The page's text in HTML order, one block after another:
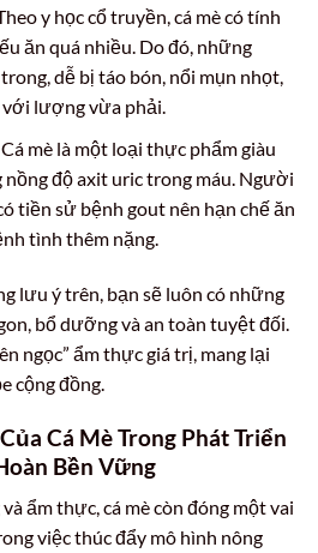
y học cổ truyền, cá mè có tính
ăn quá nhiều. Do đó, những
dễ bị táo bón, nổi mụn nhọt,
với lượng vừa phải.
mè là một loại thực phẩm giàu
nồng độ axit uric trong máu. Người
tiền sử bệnh gout nên hạn chế ăn
tình thêm nặng.
lưu ý trên, bạn sẽ luôn có những
bổ dưỡng và an toàn tuyệt đối.
ngọc” ẩm thực giá trị, mang lại
cộng đồng.
Cá Mè Trong Phát Triển
Bền Vững
ẩm thực, cá mè còn đóng một vai
việc thúc đẩy mô hình nông